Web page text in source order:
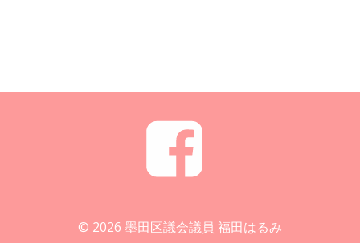
© 2026 墨田区議会議員 福田はるみ